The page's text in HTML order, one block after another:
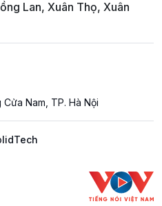
Lan, Xuân Thọ, Xuân
Nam, TP. Hà Nội